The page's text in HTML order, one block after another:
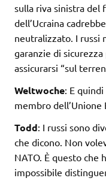
sulla riva sinistra del
dell’Ucraina
neutralizzato. I russi
garanzie di
assicurarsi “sul
Weltwoche: E quindi
membro dell’Unione
Todd: I russi sono
che dicono. Non
NATO. È questo che
impossibile